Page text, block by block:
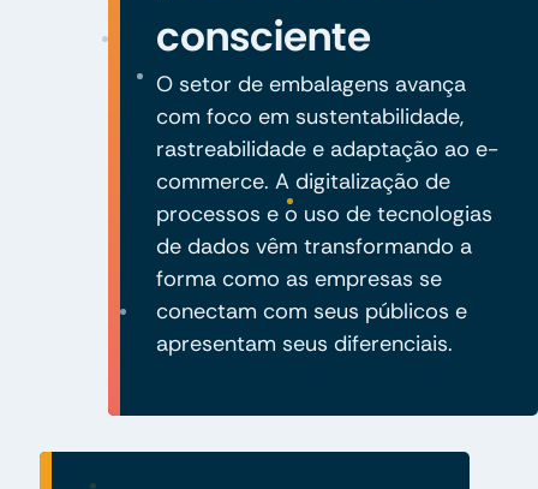
consciente
O setor de embalagens avança
com foco em sustentabilidade,
rastreabilidade e adaptação ao e-
commerce. A digitalização de
processos e o uso de tecnologias
de dados vêm transformando a
forma como as empresas se
conectam com seus públicos e
apresentam seus diferenciais.